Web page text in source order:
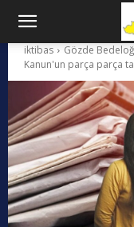
iktibas Gözde
Kanun'un parça parça